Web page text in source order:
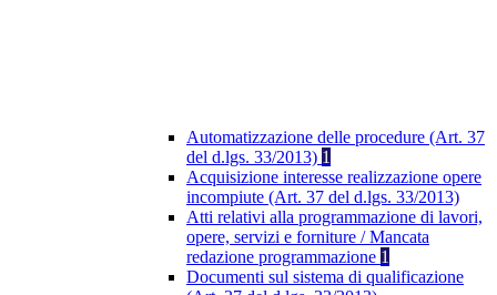
Automatizzazione delle procedure (Art. 37
del d.lgs. 33/2013) 1
Acquisizione interesse realizzazione opere
incompiute (Art. 37 del d.lgs. 33/2013)
Atti relativi alla programmazione di lavori,
opere, servizi e forniture / Mancata
redazione programmazione 1
Documenti sul sistema di qualificazione